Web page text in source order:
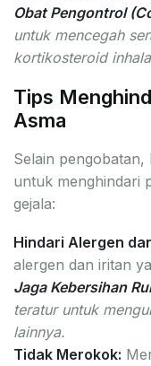
Obat Pengontrol
untuk mencegah
kortikosteroid
Tips
Asma
Selain
untuk menghindari
gejala:
Hindari Alergen
alergen dan iritan
Jaga Kebersihan
teratur untuk
lainnya.
Tidak Merokok: